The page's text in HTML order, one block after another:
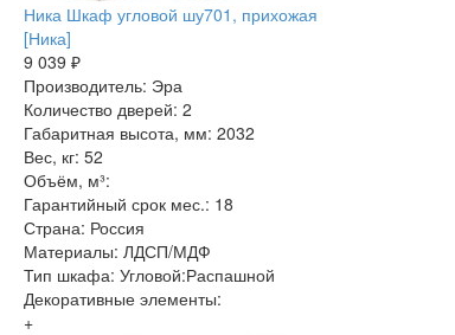
Ника Шкаф угловой шу701, прихожая
[Ника]
9 039 ₽
Производитель: Эра
Количество дверей: 2
Габаритная высота, мм: 2032
Вес, кг: 52
Объём, м³:
Гарантийный срок мес.: 18
Страна: Россия
Материалы: ЛДСП/МДФ
Тип шкафа: Угловой:Распашной
Декоративные элементы:
+